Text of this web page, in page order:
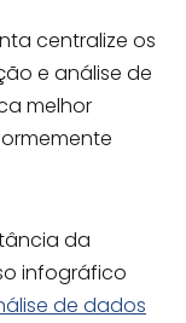
centralize os
e análise de
melhor
da
infográfico
de dados